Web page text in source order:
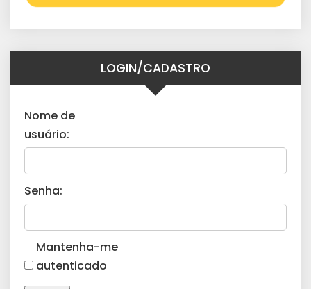
LOGIN/CADASTRO
Nome de
usuário:
Senha:
Mantenha-me
autenticado